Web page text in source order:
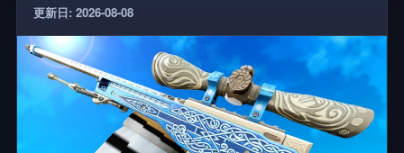
所属していません。戦争は残酷であり、軽く受け入
れるべきではありません。
更新日: 2026-08-08